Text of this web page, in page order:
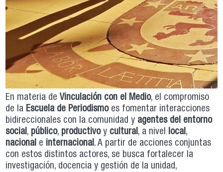
En materia deVinculación con el Medio, el compromiso
de la Escuela de Periodismoes fomentar interacciones
bidireccionales con la comunidad y agentes del entorno
social, público, productivoy cultural, a nivel local,
nacional e internacional. A partir de acciones conjuntas
con estos distintos actores, se busca fortalecer la
investigación, docencia y gestión de la unidad,